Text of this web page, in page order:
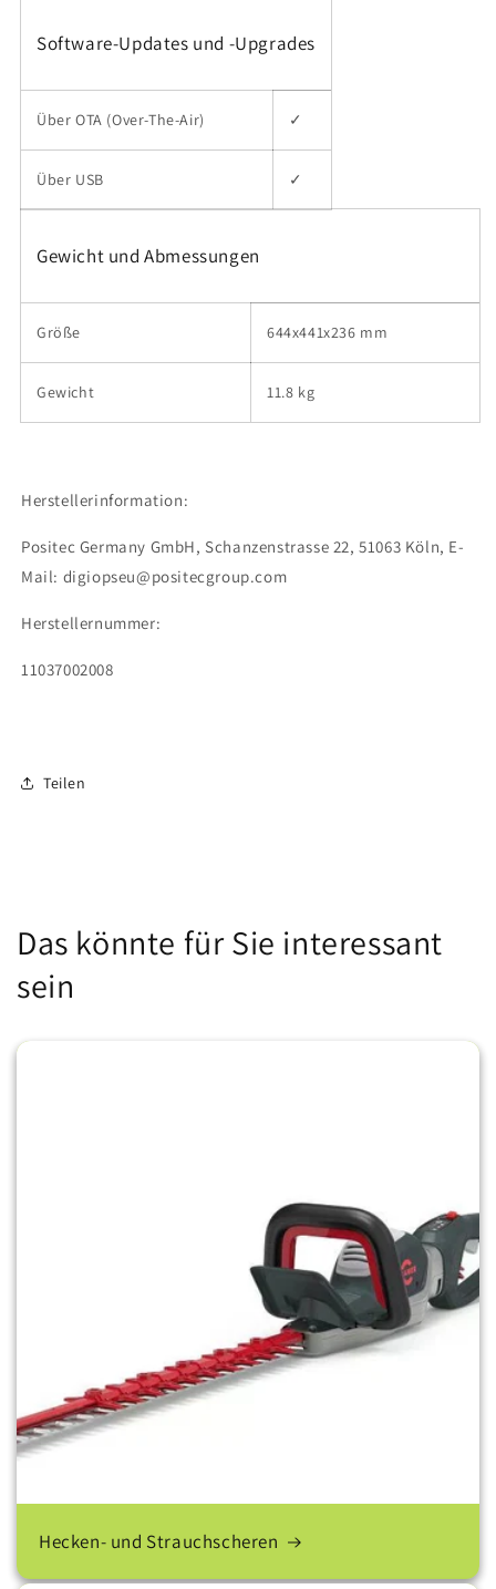
Software-Updates und -Upgrades
Über OTA (Over-The-Air) ✓
Über USB ✓
Gewicht und Abmessungen
Größe 644x441x236 mm
Gewicht 11.8 kg
Herstellerinformation:
Positec Germany GmbH, Schanzenstrasse 22, 51063 Köln, E-
Mail: digiopseu@positecgroup.com
Herstellernummer:
11037002008
Teilen
Das könnte für Sie interessant
sein
Hecken- und Strauchscheren